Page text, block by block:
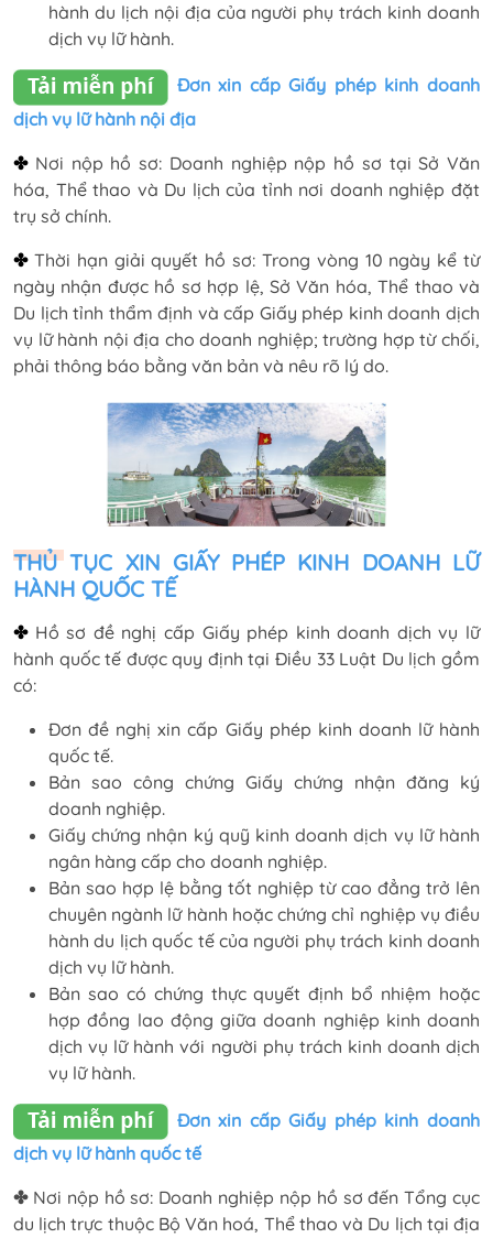
hành du lịch nội địa của người phụ trách kinh doanh
dịch vụ lữ hành.
Đơn xin cấp Giấy phép kinh doanh
dịch vụ lữ hành nội địa
✤Nơi nộp hồ sơ: Doanh nghiệp nộp hồ sơ tại Sở Văn
hóa, Thể thao và Du lịch của tỉnh nơi doanh nghiệp đặt
trụ sở chính.
✤Thời hạn giải quyết hồ sơ: Trong vòng 10 ngày kể từ
ngày nhận được hồ sơ hợp lệ, Sở Văn hóa, Thể thao và
Du lịch tỉnh thẩm định và cấp Giấy phép kinh doanh dịch
vụ lữ hành nội địa cho doanh nghiệp; trường hợp từ chối,
phải thông báo bằng văn bản và nêu rõ lý do.
THỦ TỤC XIN GIẤY PHÉP KINH DOANH LỮ
HÀNH QUỐC TẾ
✤Hồ sơ đề nghị cấp Giấy phép kinh doanh dịch vụ lữ
hành quốc tế được quy định tại Điều 33 Luật Du lịch gồm
có:
Đơn đề nghị xin cấp Giấy phép kinh doanh lữ hành
quốc tế.
Bản sao công chứng Giấy chứng nhận đăng ký
doanh nghiệp.
Giấy chứng nhận ký quỹ kinh doanh dịch vụ lữ hành
ngân hàng cấp cho doanh nghiệp.
Bản sao hợp lệ bằng tốt nghiệp từ cao đẳng trở lên
chuyên ngành lữ hành hoặc chứng chỉ nghiệp vụ điều
hành du lịch quốc tế của người phụ trách kinh doanh
dịch vụ lữ hành.
Bản sao có chứng thực quyết định bổ nhiệm hoặc
hợp đồng lao động giữa doanh nghiệp kinh doanh
dịch vụ lữ hành với người phụ trách kinh doanh dịch
vụ lữ hành.
Đơn xin cấp Giấy phép kinh doanh
dịch vụ lữ hành quốc tế
✤ Nơi nộp hồ sơ: Doanh nghiệp nộp hồ sơ đến Tổng cục
du lịch trực thuộc Bộ Văn hoá, Thể thao và Du lịch tại địa